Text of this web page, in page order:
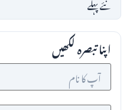
اپنا تبصرہ لکھیں